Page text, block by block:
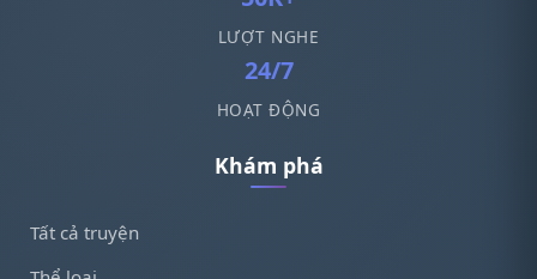
LƯỢT NGHE
24/7
HOẠT ĐỘNG
Khám phá
Tất cả truyện